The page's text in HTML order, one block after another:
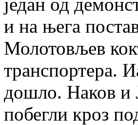
и на њега
Молотовљев
транспортера.
дошло. Наков и
побегли кроз